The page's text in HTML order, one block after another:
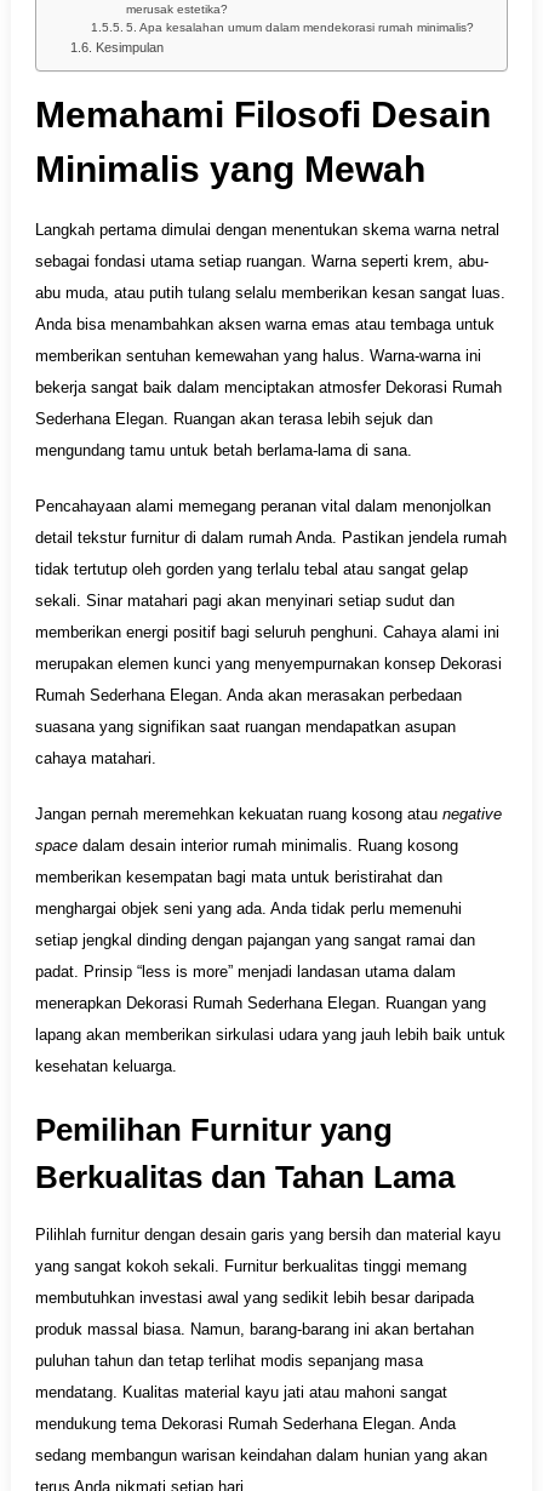
merusak estetika?
5. Apa kesalahan umum dalam mendekorasi rumah minimalis?
Kesimpulan
Memahami Filosofi Desain
Minimalis yang Mewah
Langkah pertama dimulai dengan menentukan skema warna netral
sebagai fondasi utama setiap ruangan. Warna seperti krem, abu-
abu muda, atau putih tulang selalu memberikan kesan sangat luas.
Anda bisa menambahkan aksen warna emas atau tembaga untuk
memberikan sentuhan kemewahan yang halus. Warna-warna ini
bekerja sangat baik dalam menciptakan atmosfer Dekorasi Rumah
Sederhana Elegan. Ruangan akan terasa lebih sejuk dan
mengundang tamu untuk betah berlama-lama di sana.
Pencahayaan alami memegang peranan vital dalam menonjolkan
detail tekstur furnitur di dalam rumah Anda. Pastikan jendela rumah
tidak tertutup oleh gorden yang terlalu tebal atau sangat gelap
sekali. Sinar matahari pagi akan menyinari setiap sudut dan
memberikan energi positif bagi seluruh penghuni. Cahaya alami ini
merupakan elemen kunci yang menyempurnakan konsep Dekorasi
Rumah Sederhana Elegan. Anda akan merasakan perbedaan
suasana yang signifikan saat ruangan mendapatkan asupan
cahaya matahari.
Jangan pernah meremehkan kekuatan ruang kosong atau negative
spacedalam desain interior rumah minimalis. Ruang kosong
memberikan kesempatan bagi mata untuk beristirahat dan
menghargai objek seni yang ada. Anda tidak perlu memenuhi
setiap jengkal dinding dengan pajangan yang sangat ramai dan
padat. Prinsip “less is more” menjadi landasan utama dalam
menerapkan Dekorasi Rumah Sederhana Elegan. Ruangan yang
lapang akan memberikan sirkulasi udara yang jauh lebih baik untuk
kesehatan keluarga.
Pemilihan Furnitur yang
Berkualitas dan Tahan Lama
Pilihlah furnitur dengan desain garis yang bersih dan material kayu
yang sangat kokoh sekali. Furnitur berkualitas tinggi memang
membutuhkan investasi awal yang sedikit lebih besar daripada
produk massal biasa. Namun, barang-barang ini akan bertahan
puluhan tahun dan tetap terlihat modis sepanjang masa
mendatang. Kualitas material kayu jati atau mahoni sangat
mendukung tema Dekorasi Rumah Sederhana Elegan. Anda
sedang membangun warisan keindahan dalam hunian yang akan
terus Anda nikmati setiap hari.